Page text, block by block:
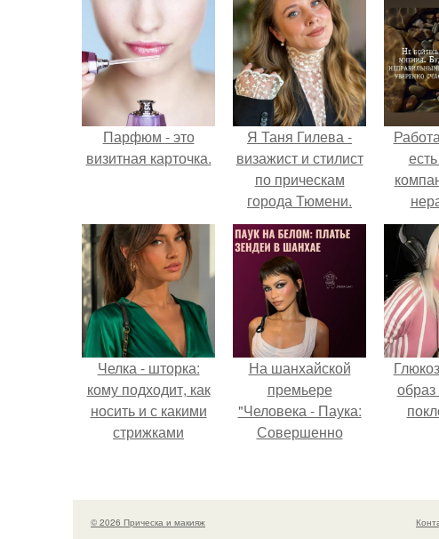
Парфюм - это
визитная карточка.
Я Таня Гилева -
визажист и стилист
по прическам
города Тюмени.
Челка - шторка:
кому подходит, как
носить и с какими
стрижками
На шанхайской
премьере
"Человека - Паука:
Совершенно
просто очередной
© 2026 Прическа и макияж